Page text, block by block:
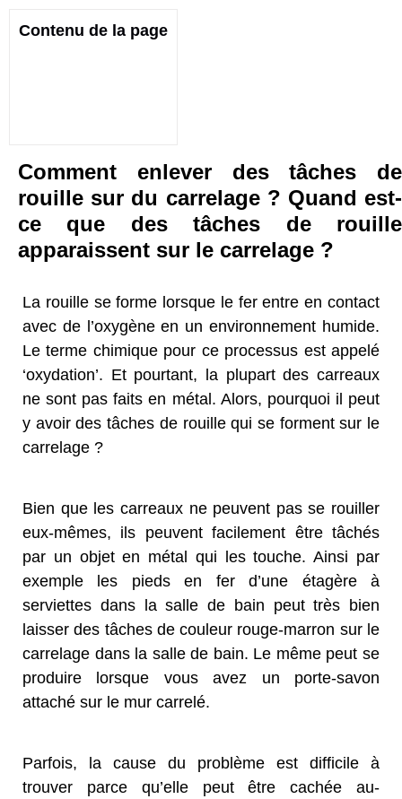
Contenu de la page
Comment enlever des tâches de
rouille sur du carrelage ? Quand est-
ce que des tâches de rouille
apparaissent sur le carrelage ?
La rouille se forme lorsque le fer entre en contact
avec de l’oxygène en un environnement humide.
Le terme chimique pour ce processus est appelé
‘oxydation’. Et pourtant, la plupart des carreaux
ne sont pas faits en métal. Alors, pourquoi il peut
y avoir des tâches de rouille qui se forment sur le
carrelage ?
Bien que les carreaux ne peuvent pas se rouiller
eux-mêmes, ils peuvent facilement être tâchés
par un objet en métal qui les touche. Ainsi par
exemple les pieds en fer d’une étagère à
serviettes dans la salle de bain peut très bien
laisser des tâches de couleur rouge-marron sur le
carrelage dans la salle de bain. Le même peut se
produire lorsque vous avez un porte-savon
attaché sur le mur carrelé.
Parfois, la cause du problème est difficile à
trouver parce qu’elle peut être cachée au-